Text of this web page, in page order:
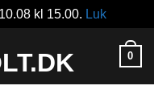
kl 15.00. Luk
0